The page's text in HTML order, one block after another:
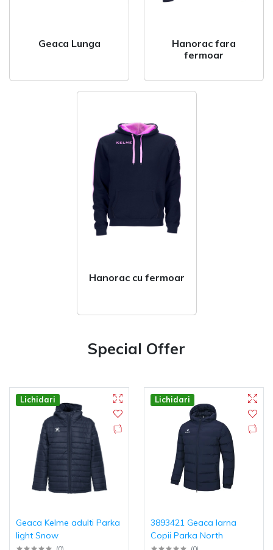
Geaca Lunga
Hanorac fara
fermoar
Hanorac cu fermoar
Special Offer
Lichidari
Geaca Kelme adulti Parka
light Snow
Lichidari
3893421 Geaca Iarna
Copii Parka North